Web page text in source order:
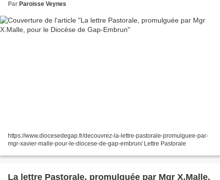
Par Paroisse Veynes
https://www.diocesedegap.fr/decouvrez-la-lettre-pastorale-promulguee-par-
mgr-xavier-malle-pour-le-diocese-de-gap-embrun/ Lettre Pastorale
La lettre Pastorale, promulguée par Mgr X.Malle,